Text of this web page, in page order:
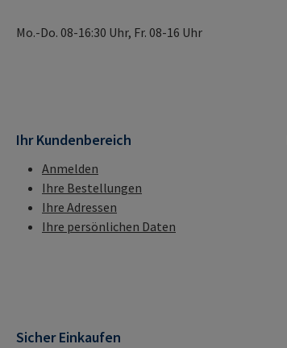
Mo.-Do. 08-16:30 Uhr, Fr. 08-16 Uhr
Ihr Kundenbereich
Anmelden
Ihre Bestellungen
Ihre Adressen
Ihre persönlichen Daten
Sicher Einkaufen